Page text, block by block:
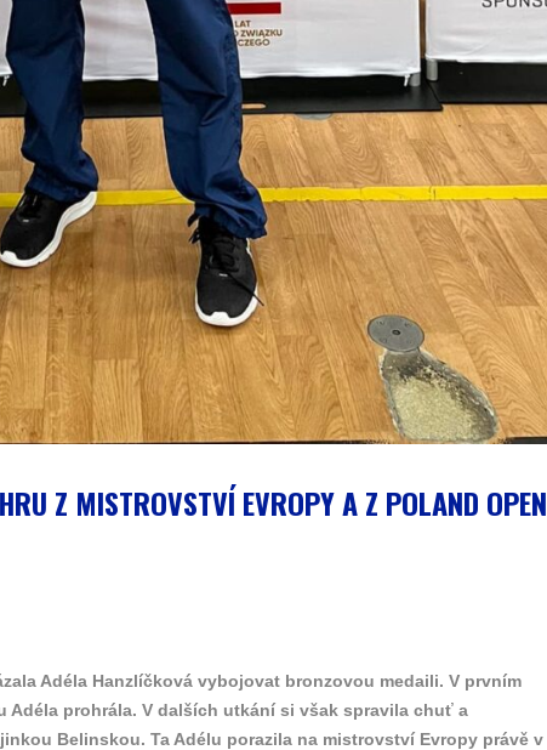
Z MISTROVSTVÍ EVROPY A Z POLAND OPEN
Adéla Hanzlíčková vybojovat bronzovou medaili. V prvním
prohrála. V dalších utkání si však spravila chuť a
Belinskou. Ta Adélu porazila na mistrovství Evropy právě v